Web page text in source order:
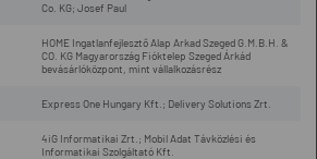
Co. KG; Josef Paul
HOME Ingatlanfejlesztő Alap Arkad Szeged G.M.B.H. &
CO. KG Magyarország Fióktelep Szeged Árkád
bevásárlóközpont, mint vállalkozásrész
Express One Hungary Kft.; Delivery Solutions Zrt.
4iG Informatikai Zrt.; Mobil Adat Távközlési és
Informatikai Szolgáltató Kft.